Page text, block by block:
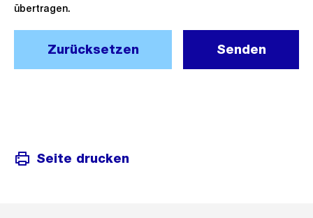
übertragen.
Zurücksetzen Senden
Seite drucken